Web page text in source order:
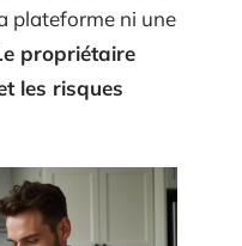
plateforme ni une
propriétaire
les risques